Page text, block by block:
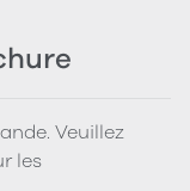
Veuillez
les